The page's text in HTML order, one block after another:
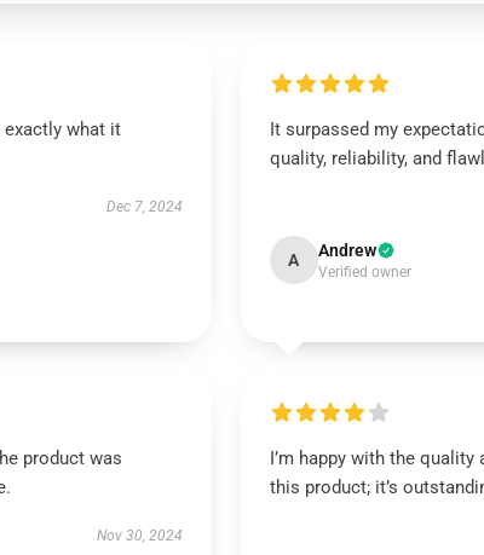
exactly what it
Dec 7, 2024
It surpassed my
quality, reliability, and
A Andrew
Verified owner
product was
Nov 30, 2024
I’m happy with the
this product; it’s